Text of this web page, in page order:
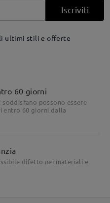
versatilità senza sforzo
Iscriviti
ultimi stili e offerte
60 giorni
soddisfano possono essere
entro 60 giorni dalla
difetto nei materiali e